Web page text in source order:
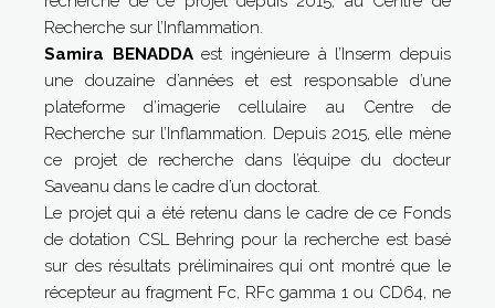
Recherche sur l’Inflammation.
Samira BENADDAest ingénieure à l’Inserm depuis
une douzaine d’années et est responsable d’une
plateforme d’imagerie cellulaire au Centre de
Recherche sur l’Inflammation. Depuis 2015, elle mène
ce projet de recherche dans l’équipe du docteur
Saveanu dans le cadre d’un doctorat.
Le projet qui a été retenu dans le cadre de ce Fonds
de dotation CSL Behring pour la recherche est basé
sur des résultats préliminaires qui ont montré que le
récepteur au fragment Fc, RFc gamma 1 ou CD64, ne